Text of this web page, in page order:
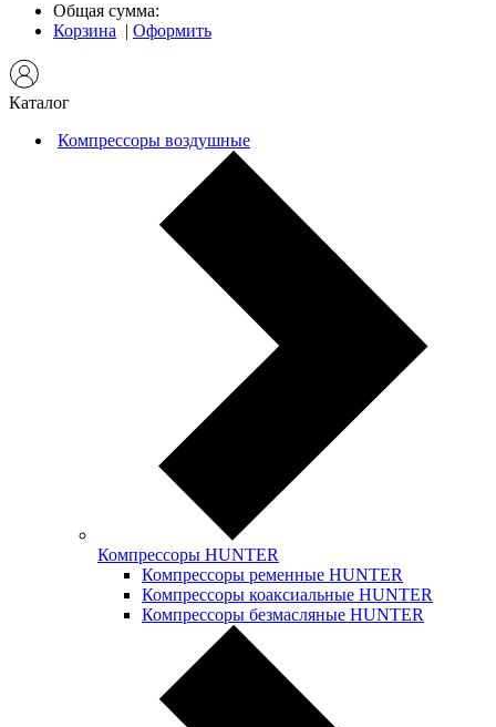
Общая сумма:
Корзина | Оформить
Каталог
Компрессоры воздушные
Компрессоры HUNTER
Компрессоры ременные HUNTER
Компрессоры коаксиальные HUNTER
Компрессоры безмасляные HUNTER